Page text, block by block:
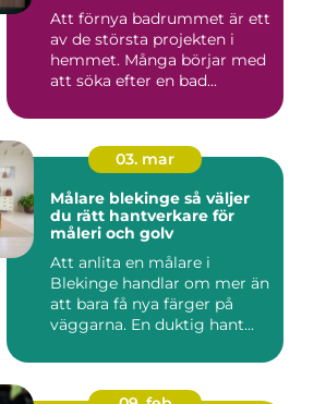
Att förnya badrummet är ett
av de största projekten i
hemmet. Många börjar med
att söka efter en bad...
03. mar
Målare blekinge så väljer
du rätt hantverkare för
måleri och golv
Att anlita en målare i
Blekinge handlar om mer än
att bara få nya färger på
väggarna. En duktig hant...